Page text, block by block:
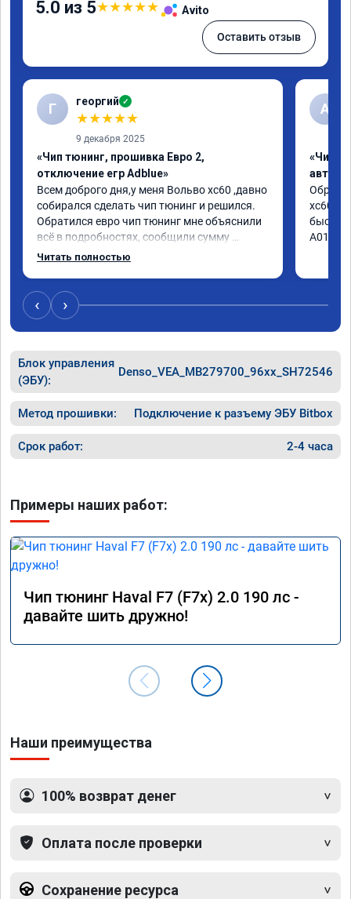
5.0 из 5★★★★★ Avito
Оставить отзыв
Г георгий ✓
★★★★★
9 декабря 2025
«Чип тюнинг, прошивка Евро 2,
отключение егр Adblue»
Всем доброго дня,у меня Вольво xc60 ,давно
собирался сделать чип тюнинг и решился.
Обратился евро чип тюнинг мне объяснили
всё в подробностях, сообщили сумму
записали. Приехал в назначенное время 2.5
ао11462 ,знают своё дело рекомендую 👍
Читать полностью
А
«Чип
xc60
быстро
‹ ›
Блок управления
(ЭБУ):
Denso_VEA_MB279700_96xx_SH72546
Метод прошивки: Подключение к разъему ЭБУ Bitbox
Срок работ: 2-4 часа
Примеры наших работ:
Чип тюнинг Haval F7 (F7x) 2.0 190 лс -
давайте шить дружно!
Наши преимущества
100% возврат денег
Оплата после проверки
Сохранение ресурса